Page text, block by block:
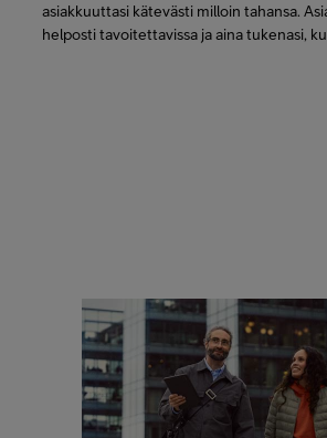
asiakkuuttasi kätevästi milloin tahansa.
helposti tavoitettavissa ja aina tukenasi,